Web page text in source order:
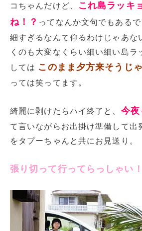
コちゃんだけど、
これ島ラッキ
ね！？ ってなんか文句でもある
細すぎるなんて仰るわけじゃあな
くのも大変なくらい細い細い島ラ
しては このまま夕方来そうじ
っては笑ってます。
綺麗に剥けたらハイ終了と、 今夜
て言いながらお出掛け準備して出
をタプーちゃんと共にお見送り。
張り切って行ってらっしゃい！